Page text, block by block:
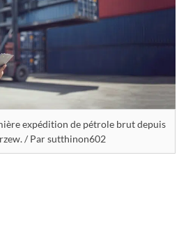
expédition de pétrole brut depuis
/ Par sutthinon602